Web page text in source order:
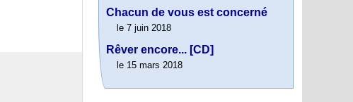
Chacun de vous est concerné
le 7 juin 2018
Rêver encore... [CD]
le 15 mars 2018